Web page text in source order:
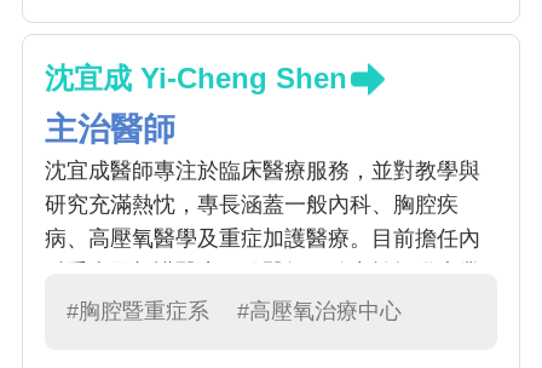
沈宜成 Yi-Cheng Shen
主治醫師
沈宜成醫師專注於臨床醫療服務，並對教學與
研究充滿熱忱，專長涵蓋一般內科、胸腔疾
病、高壓氧醫學及重症加護醫療。目前擔任內
且貼心的醫療服務，並推動相關領域的進步與
#胸腔暨重症系 #高壓氧治療中心